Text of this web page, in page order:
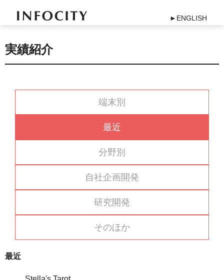
►ENGLISH
実績紹介
端末別
最近
分野別
自社企画開発
研究開発
そのほか
最近